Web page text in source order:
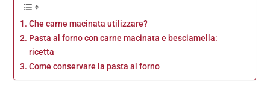
Che carne macinata utilizzare?
Pasta al forno con carne macinata e besciamella:
ricetta
Come conservare la pasta al forno